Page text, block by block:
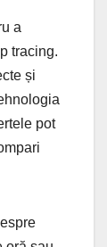
a
tracing.
și
pot